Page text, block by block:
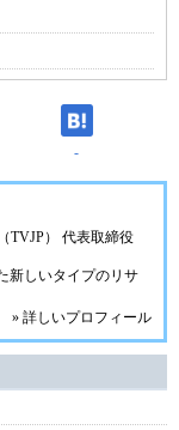
-
TVJP） 代表取締役
新しいタイプのリサ
» 詳しいプロフィール